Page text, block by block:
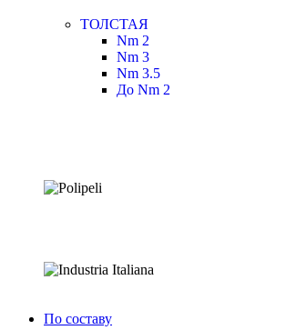
ТОЛСТАЯ
Nm 2
Nm 3
Nm 3.5
До Nm 2
По составу